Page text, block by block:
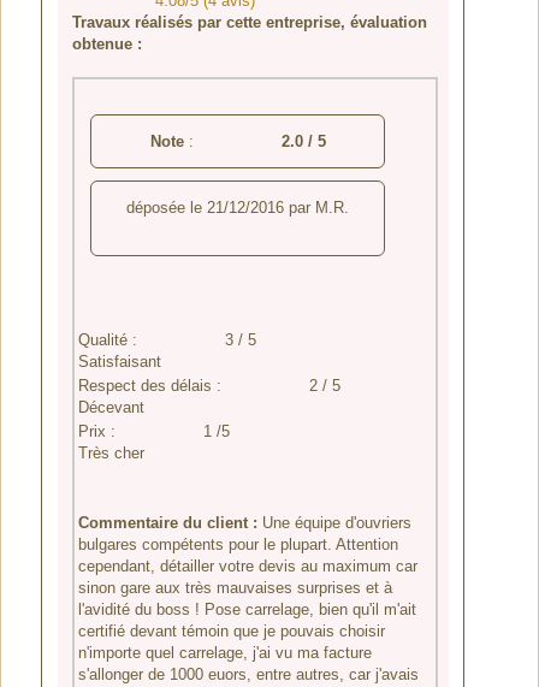
Travaux réalisés par cette entreprise, évaluation
obtenue :
Note: 2.0/ 5
déposée le21/12/2016 par M.R.
Qualité :
3 / 5
Satisfaisant
Respect des délais :
2 / 5
Décevant
Prix :
1 /5
Très cher
Commentaire du client : Une équipe d'ouvriers
bulgares compétents pour le plupart. Attention
cependant, détailler votre devis au maximum car
sinon gare aux très mauvaises surprises et à
l'avidité du boss ! Pose carrelage, bien qu'il m'ait
certifié devant témoin que je pouvais choisir
n'importe quel carrelage, j'ai vu ma facture
s'allonger de 1000 euors, entre autres, car j'avais